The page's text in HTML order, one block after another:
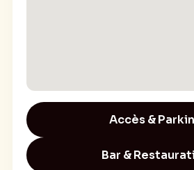
Accès &
Bar &